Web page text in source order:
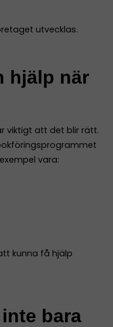
utvecklas.
hjälp när
viktigt att det blir rätt.
vara:
kunna få hjälp
bara